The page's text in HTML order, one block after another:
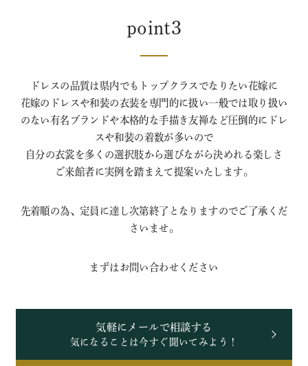
point3
ドレスの品質は県内でもトップクラスでなりたい花嫁に
花嫁のドレスや和装の衣装を専門的に扱い一般では取り扱い
のない有名ブランドや本格的な手描き友禅など圧倒的にドレ
スや和装の着数が多いので
自分の衣裳を多くの選択肢から選びながら決めれる楽しさ
ご来館者に実例を踏まえて提案いたします。
先着順の為、定員に達し次第終了となりますのでご了承くだ
さいませ。
まずはお問い合わせください
気軽にメールで相談する
気になることは今すぐ聞いてみよう！